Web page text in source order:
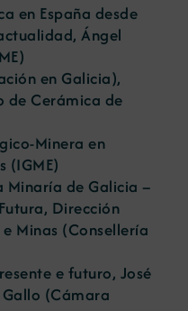
en España desde
, Ángel
en Galicia),
de Cerámica de
Minera en
(IGME)
Minaría de Galicia –
, Dirección
Minas (Consellería
e futuro, José
(Cámara